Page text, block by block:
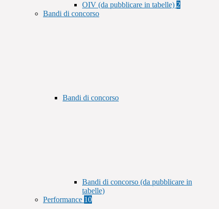
OIV (da pubblicare in tabelle) 2
Bandi di concorso
Bandi di concorso
Bandi di concorso (da pubblicare in
tabelle)
Performance 10